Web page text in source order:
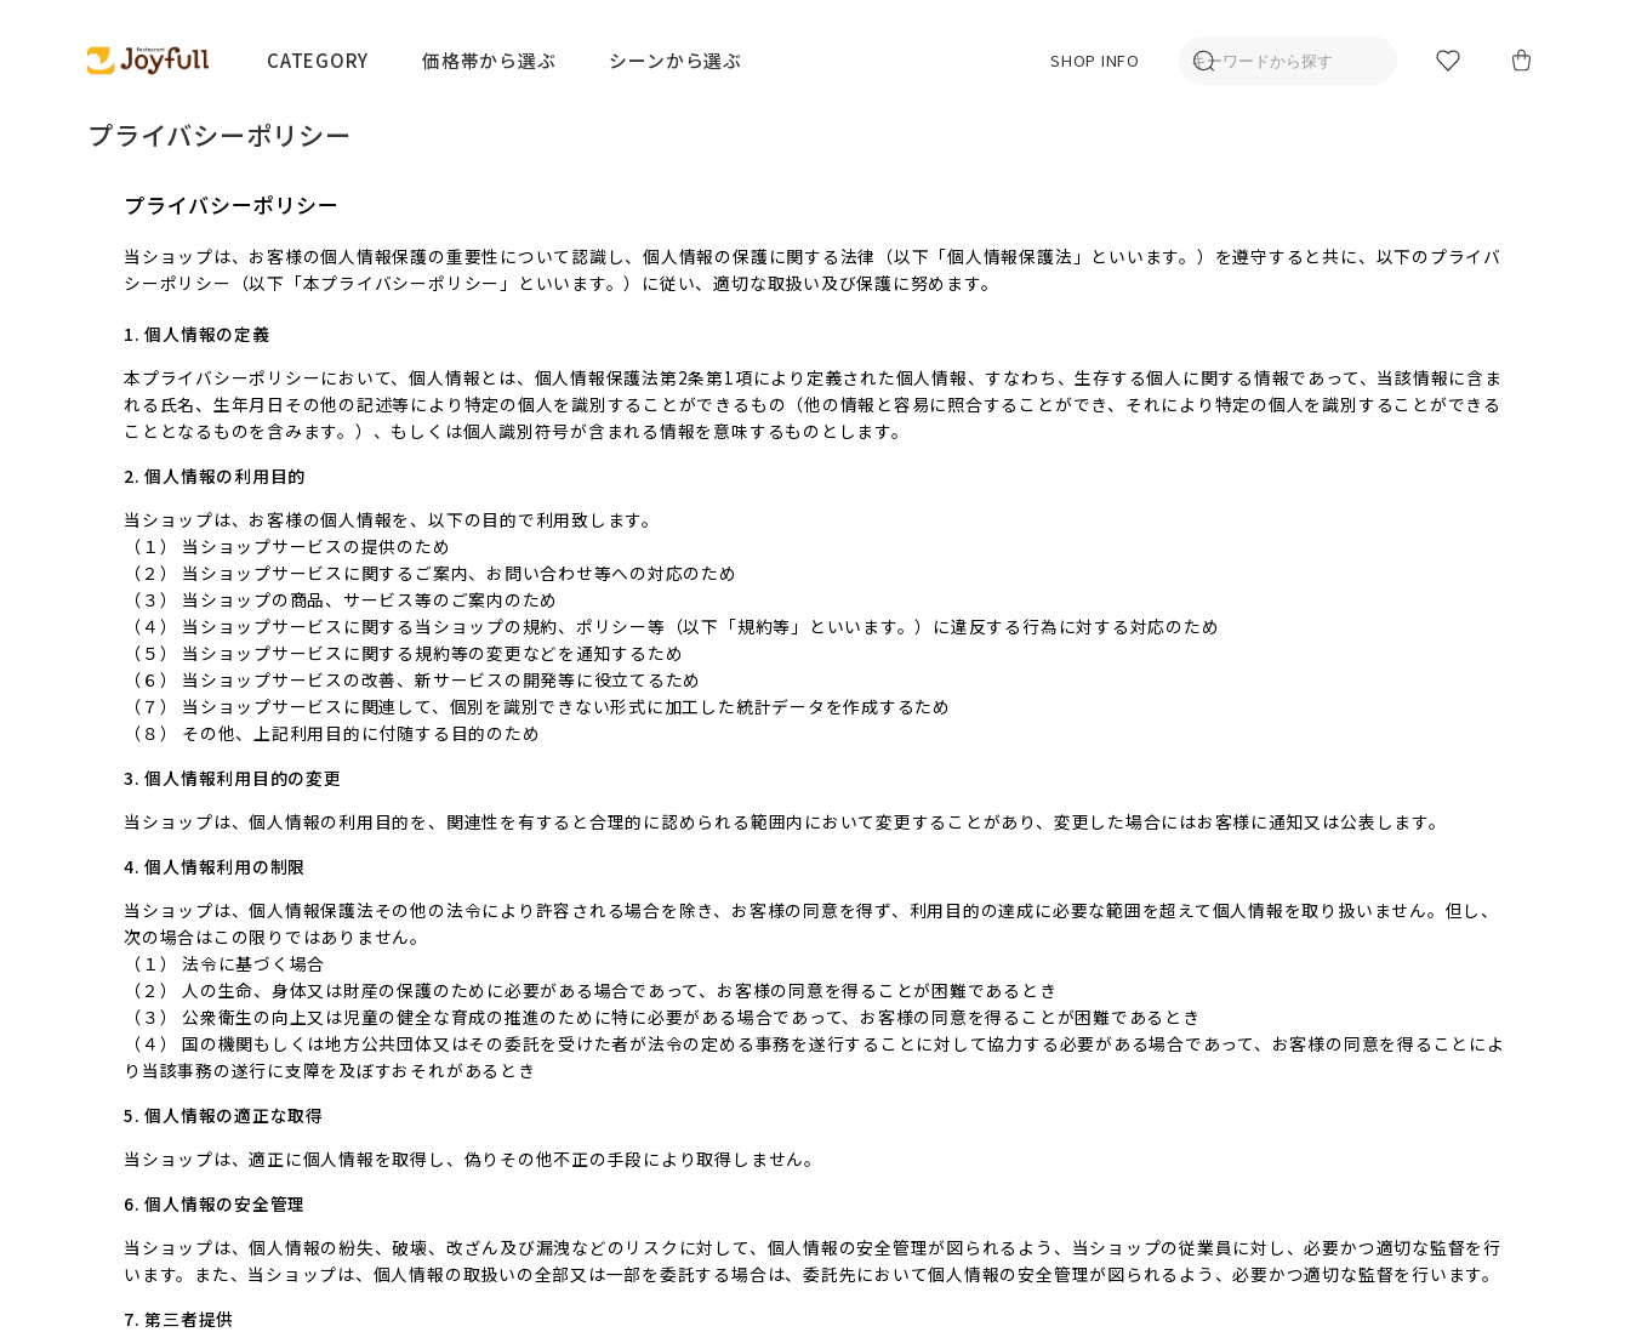
CATEGORY 価格帯から選ぶ シーンから選ぶ SHOP INFO
プライバシーポリシー
プライバシーポリシー
当ショップは、お客様の個人情報保護の重要性について認識し、個人情報の保護に関する法律（以下「個人情報保護法」といいます。）を遵守すると共に、以下のプライバ
シーポリシー（以下「本プライバシーポリシー」といいます。）に従い、適切な取扱い及び保護に努めます。
1. 個人情報の定義
本プライバシーポリシーにおいて、個人情報とは、個人情報保護法第2条第1項により定義された個人情報、すなわち、生存する個人に関する情報であって、当該情報に含ま
れる氏名、生年月日その他の記述等により特定の個人を識別することができるもの（他の情報と容易に照合することができ、それにより特定の個人を識別することができる
こととなるものを含みます。）、もしくは個人識別符号が含まれる情報を意味するものとします。
2. 個人情報の利用目的
当ショップは、お客様の個人情報を、以下の目的で利用致します。
（１） 当ショップサービスの提供のため
（２） 当ショップサービスに関するご案内、お問い合わせ等への対応のため
（３） 当ショップの商品、サービス等のご案内のため
（４） 当ショップサービスに関する当ショップの規約、ポリシー等（以下「規約等」といいます。）に違反する行為に対する対応のため
（５） 当ショップサービスに関する規約等の変更などを通知するため
（６） 当ショップサービスの改善、新サービスの開発等に役立てるため
（７） 当ショップサービスに関連して、個別を識別できない形式に加工した統計データを作成するため
（８） その他、上記利用目的に付随する目的のため
3. 個人情報利用目的の変更
当ショップは、個人情報の利用目的を、関連性を有すると合理的に認められる範囲内において変更することがあり、変更した場合にはお客様に通知又は公表します。
4. 個人情報利用の制限
当ショップは、個人情報保護法その他の法令により許容される場合を除き、お客様の同意を得ず、利用目的の達成に必要な範囲を超えて個人情報を取り扱いません。但し、
次の場合はこの限りではありません。
（１） 法令に基づく場合
（２） 人の生命、身体又は財産の保護のために必要がある場合であって、お客様の同意を得ることが困難であるとき
（３） 公衆衛生の向上又は児童の健全な育成の推進のために特に必要がある場合であって、お客様の同意を得ることが困難であるとき
（４） 国の機関もしくは地方公共団体又はその委託を受けた者が法令の定める事務を遂行することに対して協力する必要がある場合であって、お客様の同意を得ることによ
り当該事務の遂行に支障を及ぼすおそれがあるとき
5. 個人情報の適正な取得
当ショップは、適正に個人情報を取得し、偽りその他不正の手段により取得しません。
6. 個人情報の安全管理
当ショップは、個人情報の紛失、破壊、改ざん及び漏洩などのリスクに対して、個人情報の安全管理が図られるよう、当ショップの従業員に対し、必要かつ適切な監督を行
います。また、当ショップは、個人情報の取扱いの全部又は一部を委託する場合は、委託先において個人情報の安全管理が図られるよう、必要かつ適切な監督を行います。
7. 第三者提供